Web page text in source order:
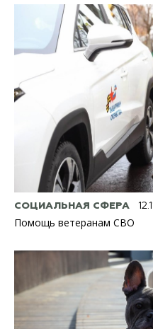
СОЦИАЛЬНАЯ СФЕРА
Помощь ветеранам СВО